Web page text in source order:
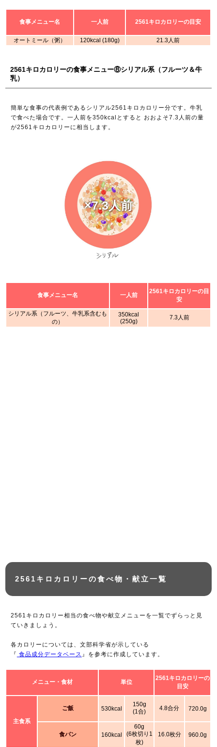
食事メニュー名 一人前 2561キロカロリーの目安
オートミール（粥） 120kcal (180g) 21.3人前
2561キロカロリーの食事メニュー⑧シリアル系（フルーツ＆牛
乳）
簡単な食事の代表例であるシリアル2561キロカロリー分です。牛乳
で食べた場合です。一人前を350kcalとすると おおよそ7.3人前の量
が2561キロカロリーに相当します。
×7.3人前
食事メニュー名 一人前
2561キロカロリーの目
安
シリアル系（フルーツ、牛乳系含むも
の）
350kcal
(250g)
7.3人前
2561キロカロリーの食べ物・献立一覧
2561キロカロリー相当の食べ物や献立メニューを一覧でずらっと見
ていきましょう。
各カロリーについては、文部科学省が示している
『 食品成分データベース 』を参考に作成しています。
メニュー・食材 単位
2561キロカロリーの
目安
主食系
ご飯 530kcal
150g
(1合)
4.8合分 720.0g
食パン 160kcal
60g
(6枚切り1
枚)
16.0枚分 960.0g